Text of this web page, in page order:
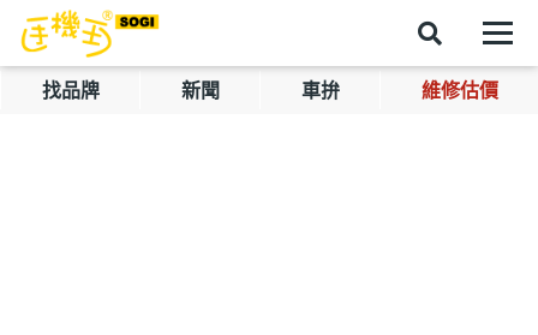
找品牌 新聞 車拚 維修估價